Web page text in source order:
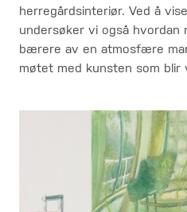
herregårdsinteriør. Ved å
undersøker vi også hvordan
bærere av en atmosfære
møtet med kunsten som blir